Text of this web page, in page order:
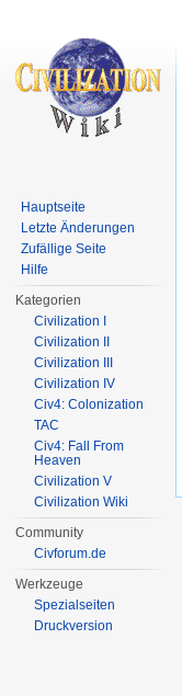
Hauptseite
Letzte Änderungen
Zufällige Seite
Hilfe
Kategorien
Civilization I
Civilization II
Civilization III
Civilization IV
Civ4: Colonization
TAC
Civ4: Fall From
Heaven
Civilization V
Civilization Wiki
Community
Civforum.de
Werkzeuge
Spezialseiten
Druckversion